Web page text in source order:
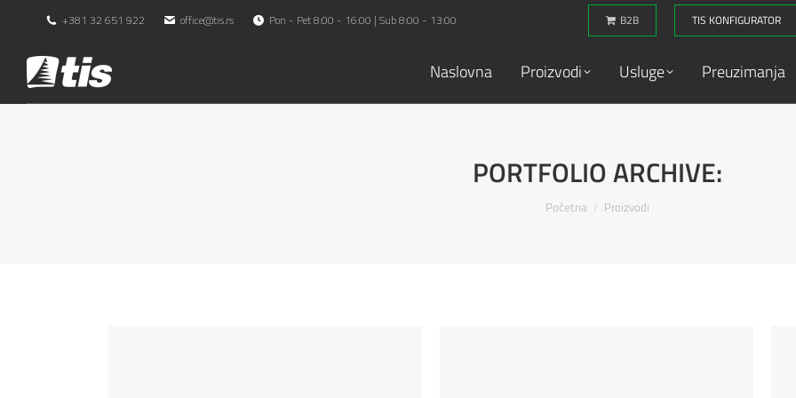
+381 32 651 922 office@tis.rs Pon - Pet 8:00 - 16:00 | Sub 8:00 - 13:00 B2B TIS KONFIGURATOR
Naslovna Proizvodi Usluge Preuzimanja
PORTFOLIO ARCHIVE:
You are here:
Početna Proizvodi